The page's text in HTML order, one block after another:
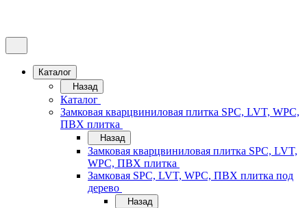
Каталог
Назад
Каталог
Замковая кварцвиниловая плитка SPC, LVT, WPC,
ПВХ плитка
Назад
Замковая кварцвиниловая плитка SPC, LVT,
WPC, ПВХ плитка
Замковая SPC, LVT, WPC, ПВХ плитка под
дерево
Назад